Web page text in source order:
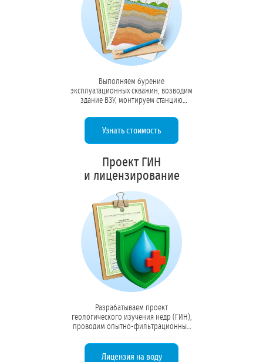
Выполняем бурение
эксплуатационных скважин, возводим
здание ВЗУ, монтируем станцию
резервуары, системы водоподготовки,
автоматики и диспетчеризации.
Передаём объект с актами ввода в
документацией.
Узнать стоимость
Проект ГИН
и лицензирование
Разрабатываем проект
геологического изучения недр (ГИН),
проводим опытно-фильтрационные
скважины и получаем лицензию на
добычу подземных вод. Обеспечиваем
Лицензия на воду